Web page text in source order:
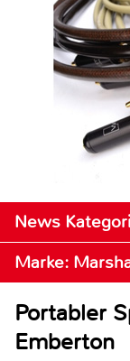
News
Marke:
Portabler
Emberton